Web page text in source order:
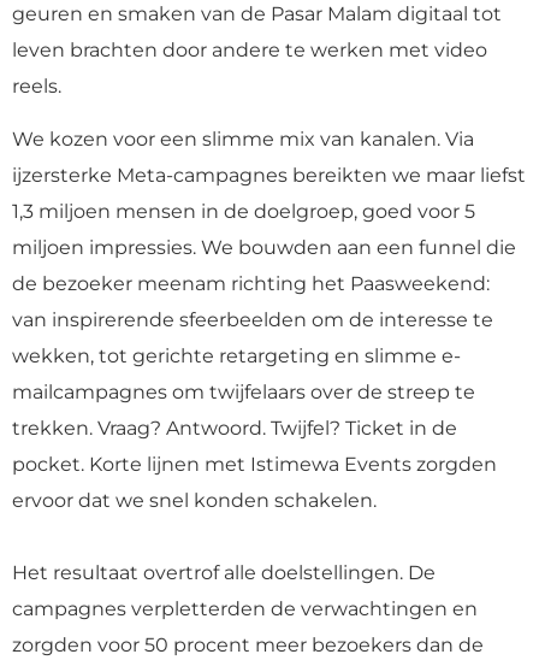
geuren en smaken van de Pasar Malam digitaal tot
leven brachten door andere te werken met video
reels.
We kozen voor een slimme mix van kanalen. Via
ijzersterke Meta-campagnes bereikten we maar liefst
1,3 miljoen mensen in de doelgroep, goed voor 5
miljoen impressies. We bouwden aan een funnel die
de bezoeker meenam richting het Paasweekend:
van inspirerende sfeerbeelden om de interesse te
wekken, tot gerichte retargeting en slimme e-
mailcampagnes om twijfelaars over de streep te
trekken. Vraag? Antwoord. Twijfel? Ticket in de
pocket. Korte lijnen met Istimewa Events zorgden
ervoor dat we snel konden schakelen.
Het resultaat overtrof alle doelstellingen. De
campagnes verpletterden de verwachtingen en
zorgden voor 50 procent meer bezoekers dan de